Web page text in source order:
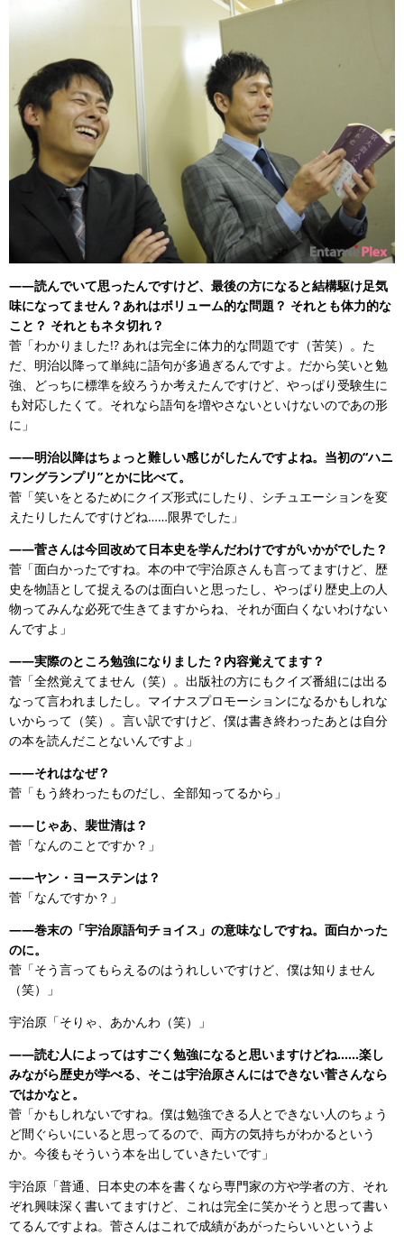
——読んでいて思ったんですけど、最後の方になると結構駆け足気
味になってません？あれはボリューム的な問題？ それとも体力的な
こと？ それともネタ切れ？
菅「わかりました!? あれは完全に体力的な問題です（苦笑）。た
だ、明治以降って単純に語句が多過ぎるんですよ。だから笑いと勉
強、どっちに標準を絞ろうか考えたんですけど、やっぱり受験生に
も対応したくて。それなら語句を増やさないといけないのであの形
に」
——明治以降はちょっと難しい感じがしたんですよね。当初の“ハニ
ワングランプリ”とかに比べて。
菅「笑いをとるためにクイズ形式にしたり、シチュエーションを変
えたりしたんですけどね……限界でした」
——菅さんは今回改めて日本史を学んだわけですがいかがでした？
菅「面白かったですね。本の中で宇治原さんも言ってますけど、歴
史を物語として捉えるのは面白いと思ったし、やっぱり歴史上の人
物ってみんな必死で生きてますからね、それが面白くないわけない
んですよ」
——実際のところ勉強になりました？内容覚えてます？
菅「全然覚えてません（笑）。出版社の方にもクイズ番組には出る
なって言われましたし。マイナスプロモーションになるかもしれな
いからって（笑）。言い訳ですけど、僕は書き終わったあとは自分
の本を読んだことないんですよ」
——それはなぜ？
菅「もう終わったものだし、全部知ってるから」
——じゃあ、裴世清は？
菅「なんのことですか？」
——ヤン・ヨーステンは？
菅「なんですか？」
——巻末の「宇治原語句チョイス」の意味なしですね。面白かった
のに。
菅「そう言ってもらえるのはうれしいですけど、僕は知りません
（笑）」
宇治原「そりゃ、あかんわ（笑）」
——読む人によってはすごく勉強になると思いますけどね……楽し
みながら歴史が学べる、そこは宇治原さんにはできない菅さんなら
ではかなと。
菅「かもしれないですね。僕は勉強できる人とできない人のちょう
ど間ぐらいにいると思ってるので、両方の気持ちがわかるという
か。今後もそういう本を出していきたいです」
宇治原「普通、日本史の本を書くなら専門家の方や学者の方、それ
ぞれ興味深く書いてますけど、これは完全に笑かそうと思って書い
てるんですよね。菅さんはこれで成績があがったらいいというよ